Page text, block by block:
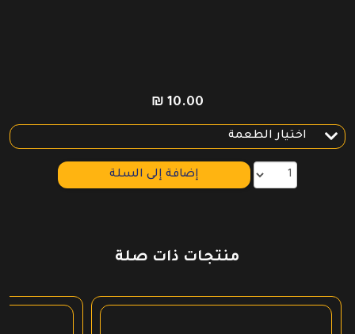
₪ 10.00
إضافة إلى السلة
منتجات ذات صلة